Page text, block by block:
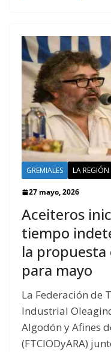
GREMIALES LA REGIÓN
27 mayo, 2026
Aceiteros
tiempo
la propuesta
para mayo
La Federación de
Industrial
Algodón y Afines
(FTCIODyARA)